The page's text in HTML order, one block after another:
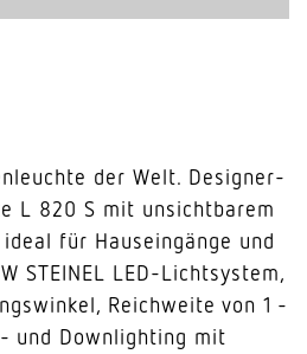
der Welt. Designer-
L 820 S mit unsichtbarem
für Hauseingänge und
STEINEL LED-Lichtsystem,
Reichweite von 1 -
und Downlighting mit